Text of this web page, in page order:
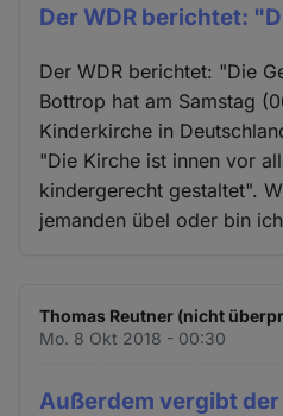
Der WDR berichtet:
Der WDR berichtet: "Die
Bottrop hat am Samstag
Kinderkirche in
"Die Kirche ist innen vor
kindergerecht gestaltet".
jemanden übel oder bin
Thomas Reutner (nicht
Mo. 8 Okt 2018 - 00:30
Außerdem vergibt